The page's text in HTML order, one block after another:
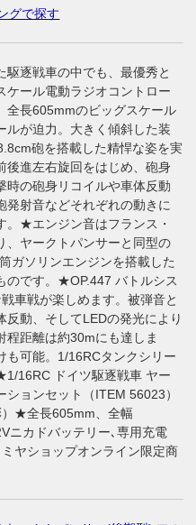
グで探す
逐戦車の中でも、最優秀と
ケール電動ラジオコントロー
全長605mmのビッグスケール
ルが迫力。大きく傾斜した装
砲を搭載した精悍な姿を実
後進左右旋回をはじめ、砲身
時の砲身リコイルや車体反動
発射音などそれぞれの動きに
。★エンジン音はフランス・
、ヤークトパンサーと同型の
ガソリンエンジンを搭載した
のです。★OP.447 バトルシス
車戦が楽しめます。被弾音と
動、そしてLEDの発光により
程距離は約30mにも達しま
も可能。1/16RCタンクシリー
16RC ドイツ駆逐戦車 ヤー
ョンセット（ITEM 56023）
）★全長605mm、全幅
ニカドバッテリー､専用充電
ヤショップオンライン限定商